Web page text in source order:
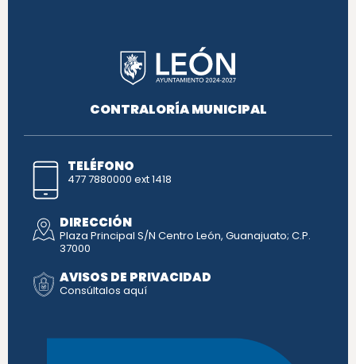
CONTRALORÍA MUNICIPAL
TELÉFONO
477 7880000 ext 1418
DIRECCIÓN
Plaza Principal S/N Centro León, Guanajuato; C.P.
37000
AVISOS DE PRIVACIDAD
Consúltalos aquí